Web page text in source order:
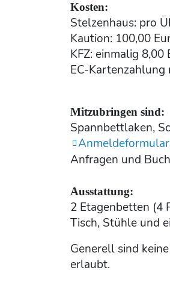
Kosten:
Stelzenhaus: pro
Kaution: 100,00
KFZ: einmalig 8,00
EC-Kartenzahlung
Mitzubringen sind:
Spannbettlaken,
Anfragen und
Ausstattung:
2 Etagenbetten (4
Tisch, Stühle und
Generell sind
erlaubt.